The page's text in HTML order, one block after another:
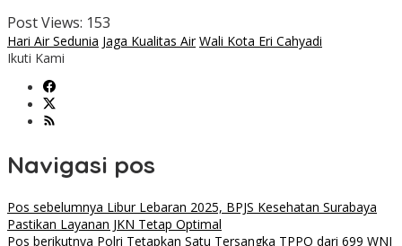
Post Views: 153
Hari Air Sedunia Jaga Kualitas Air Wali Kota Eri Cahyadi
Ikuti Kami
Navigasi pos
Pos sebelumnya Libur Lebaran 2025, BPJS Kesehatan Surabaya
Pastikan Layanan JKN Tetap Optimal
Pos berikutnya Polri Tetapkan Satu Tersangka TPPO dari 699 WNI